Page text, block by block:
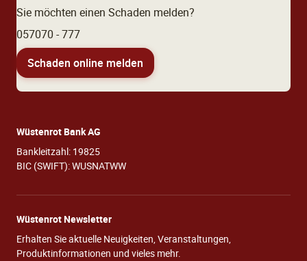
Sie möchten einen Schaden melden?
057070 - 777
Schaden online melden
Wüstenrot Bank AG
Bankleitzahl: 19825
BIC (SWIFT): WUSNATWW
Wüstenrot Newsletter
Erhalten Sie aktuelle Neuigkeiten, Veranstaltungen,
Produktinformationen und vieles mehr.